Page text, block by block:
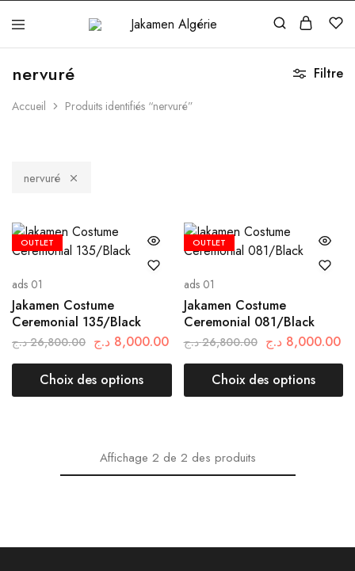
Jakamen
Algérie
nervuré
Accueil Produits identifiés “nervuré”
Filtre
nervuré
OUTLET
ads 01
Jakamen Costume
Ceremonial 135/Black
26,800.00 د.ج 8,000.00 د.ج
Choix des options
OUTLET
ads 01
Jakamen Costume
Ceremonial 081/Black
26,800.00 د.ج 8,000.00 د.ج
Choix des options
Affichage 2 de 2 des produits